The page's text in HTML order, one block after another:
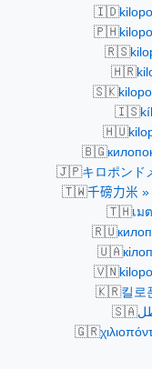
🇮🇩
🇵🇭
🇷🇸
🇭🇷
🇸🇰
🇮🇸
🇭🇺
🇧🇬
🇯🇵キロポンド
🇹🇼千磅力米 »
🇹🇭เม
🇷🇺
🇺🇦
🇻🇳
🇰🇷킬로
🇸🇦
🇬🇷